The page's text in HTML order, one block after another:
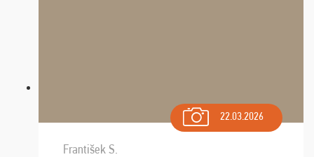
22.03.2026
František S.